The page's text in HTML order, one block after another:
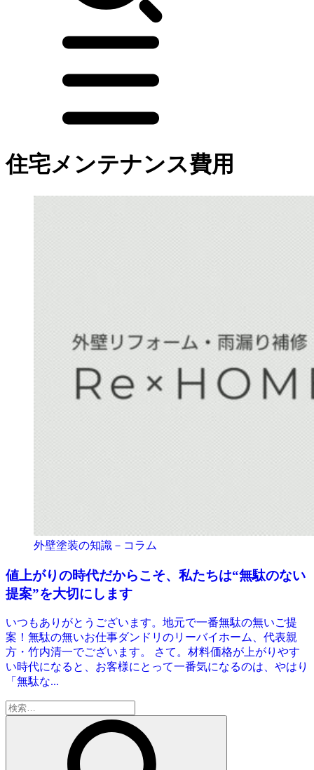
住宅メンテナンス費用
外壁塗装の知識－コラム
値上がりの時代だからこそ、私たちは“無駄のない
提案”を大切にします
いつもありがとうございます。地元で一番無駄の無いご提
案！無駄の無いお仕事ダンドリのリーバイホーム、代表親
方・竹内清一でございます。 さて。材料価格が上がりやす
い時代になると、お客様にとって一番気になるのは、やはり
「無駄な...
検
索: